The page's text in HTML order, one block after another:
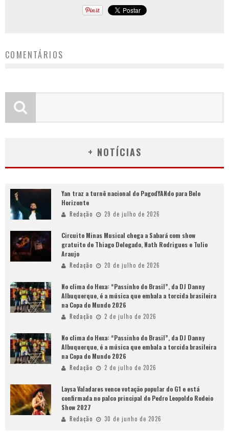
COMENTÁRIOS
+ NOTÍCIAS
Yan traz a turnê nacional do PagodYANdo para Belo
Horizonte
Redação 29 de julho de 2026
Circuito Minas Musical chega a Sabará com show
gratuito de Thiago Delegado, Nath Rodrigues e Tulio
Araujo
Redação 20 de julho de 2026
No clima do Hexa: “Passinho do Brasil”, da DJ Danny
Albuquerque, é a música que embala a torcida brasileira
na Copa do Mundo 2026
Redação 2 de julho de 2026
No clima do Hexa: “Passinho do Brasil”, da DJ Danny
Albuquerque, é a música que embala a torcida brasileira
na Copa do Mundo 2026
Redação 2 de julho de 2026
Laysa Valadares vence votação popular do G1 e está
confirmada no palco principal do Pedro Leopoldo Rodeio
Show 2027
Redação 30 de junho de 2026